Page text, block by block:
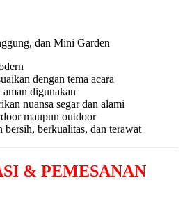
dan Mini Garden
dengan tema acara
digunakan
nuansa segar dan alami
maupun outdoor
bersih, berkualitas, dan terawat
& PEMESANAN